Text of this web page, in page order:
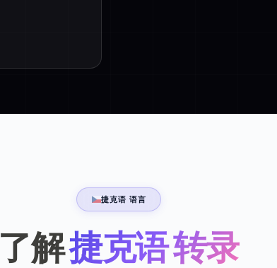
捷克语 语言
了解捷克语 转录